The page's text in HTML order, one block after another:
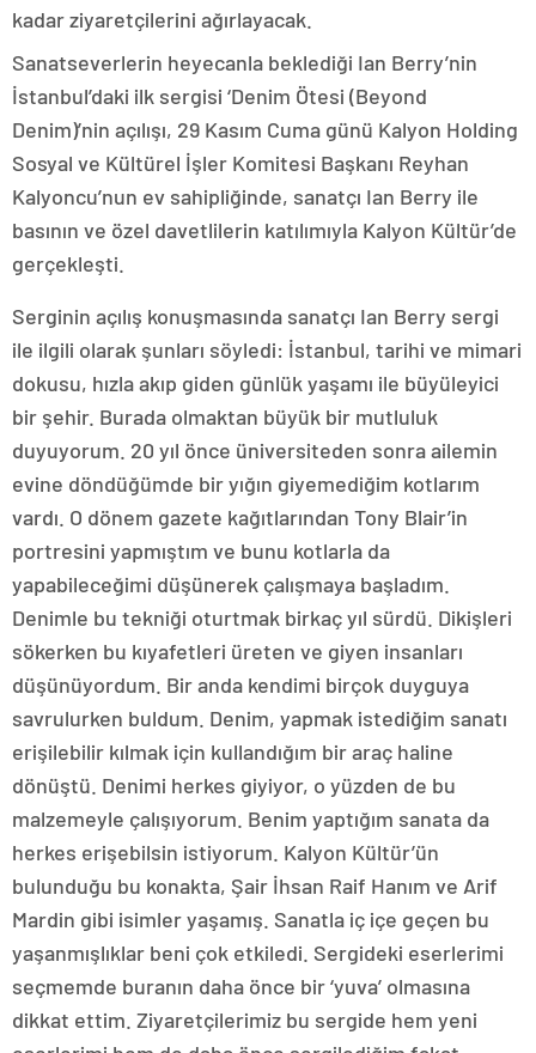
kadar ziyaretçilerini ağırlayacak.
Sanatseverlerin heyecanla beklediği Ian Berry’nin
İstanbul’daki ilk sergisi ‘Denim Ötesi (Beyond
Denim)’nin açılışı, 29 Kasım Cuma günü Kalyon Holding
Sosyal ve Kültürel İşler Komitesi Başkanı Reyhan
Kalyoncu’nun ev sahipliğinde, sanatçı Ian Berry ile
basının ve özel davetlilerin katılımıyla Kalyon Kültür’de
gerçekleşti.
Serginin açılış konuşmasında sanatçı Ian Berry sergi
ile ilgili olarak şunları söyledi: İstanbul, tarihi ve mimari
dokusu, hızla akıp giden günlük yaşamı ile büyüleyici
bir şehir. Burada olmaktan büyük bir mutluluk
duyuyorum. 20 yıl önce üniversiteden sonra ailemin
evine döndüğümde bir yığın giyemediğim kotlarım
vardı. O dönem gazete kağıtlarından Tony Blair’in
portresini yapmıştım ve bunu kotlarla da
yapabileceğimi düşünerek çalışmaya başladım.
Denimle bu tekniği oturtmak birkaç yıl sürdü. Dikişleri
sökerken bu kıyafetleri üreten ve giyen insanları
düşünüyordum. Bir anda kendimi birçok duyguya
savrulurken buldum. Denim, yapmak istediğim sanatı
erişilebilir kılmak için kullandığım bir araç haline
dönüştü. Denimi herkes giyiyor, o yüzden de bu
malzemeyle çalışıyorum. Benim yaptığım sanata da
herkes erişebilsin istiyorum. Kalyon Kültür’ün
bulunduğu bu konakta, Şair İhsan Raif Hanım ve Arif
Mardin gibi isimler yaşamış. Sanatla iç içe geçen bu
yaşanmışlıklar beni çok etkiledi. Sergideki eserlerimi
seçmemde buranın daha önce bir ‘yuva’ olmasına
dikkat ettim. Ziyaretçilerimiz bu sergide hem yeni